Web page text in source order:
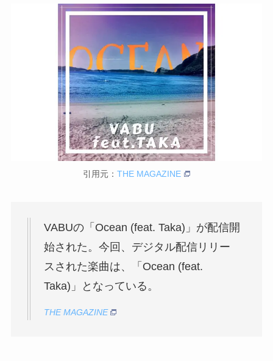
引用元：THE MAGAZINE
VABUの「Ocean (feat. Taka)」が配信開
始された。今回、デジタル配信リリー
スされた楽曲は、「Ocean (feat.
Taka)」となっている。
THE MAGAZINE